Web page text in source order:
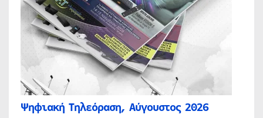
Ψηφιακή Τηλεόραση, Αύγουστος 2026